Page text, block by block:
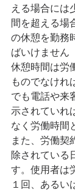
える場合には
間を超える場
の休憩を勤務
ばいけません
休憩時間は労
ものでなけれ
でも電話や来
示されていれ
なく労働時間
また、労働契
除されている
す。使用者は
１回、あるい